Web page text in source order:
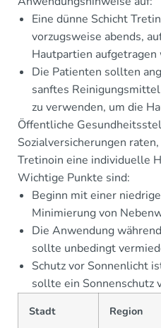
Eine dünne Schicht
vorzugsweise abends,
Hautpartien aufgetragen
Die Patienten sollten
sanftes
zu verwenden, um die
Öffentliche
Sozialversicherungen
Tretinoin eine individuelle
Wichtige Punkte sind:
Beginn mit einer
Minimierung von
Die Anwendung
sollte unbedingt
Schutz vor Sonnenlicht
sollte ein Sonnenschutz
Stadt Region